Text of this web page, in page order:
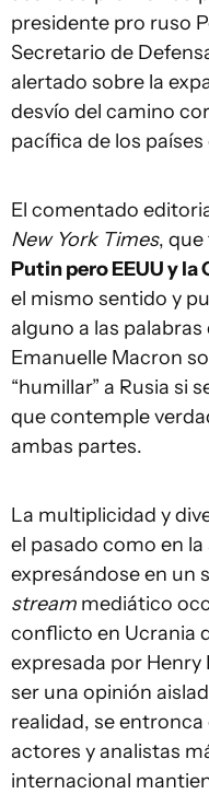
presidente pro ruso
Secretario de
alertado sobre la
desvío del camino
pacífica de los
El comentado
New York Times,
Putin pero EEUU y la
el mismo sentido y
alguno a las
Emanuelle Macron
“humillar” a Rusia si
que contemple
ambas partes.
La multiplicidad y
el pasado como en
expresándose en un
stream mediático
conflicto en Ucrania
expresada por Henry
ser una opinión
realidad, se
actores y analistas
internacional